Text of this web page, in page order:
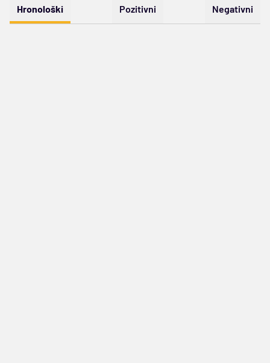
Hronološki Pozitivni Negativni